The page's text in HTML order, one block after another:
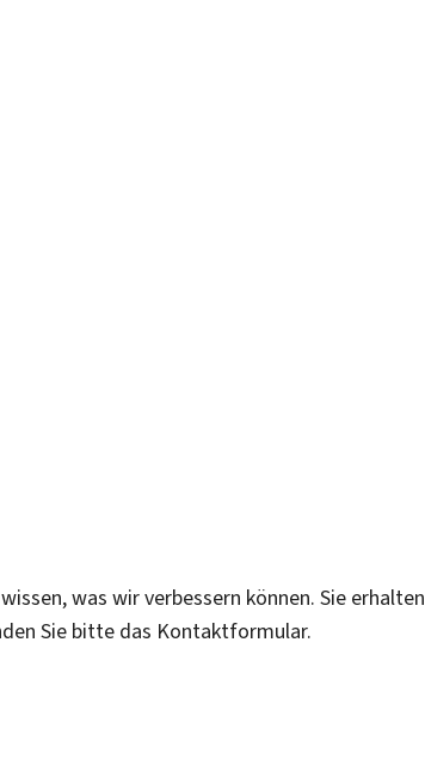
was wir verbessern können. Sie erhalten
Sie bitte das Kontaktformular.